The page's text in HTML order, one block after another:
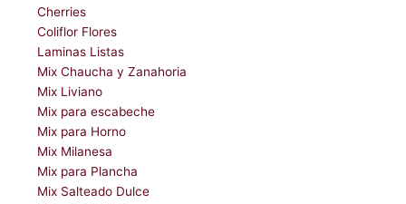
Cherries
Coliflor Flores
Laminas Listas
Mix Chaucha y Zanahoria
Mix Liviano
Mix para escabeche
Mix para Horno
Mix Milanesa
Mix para Plancha
Mix Salteado Dulce